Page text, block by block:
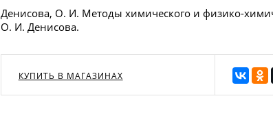
Денисова, О. И. Методы химического и физико-
О. И. Денисова.
КУПИТЬ В МАГАЗИНАХ